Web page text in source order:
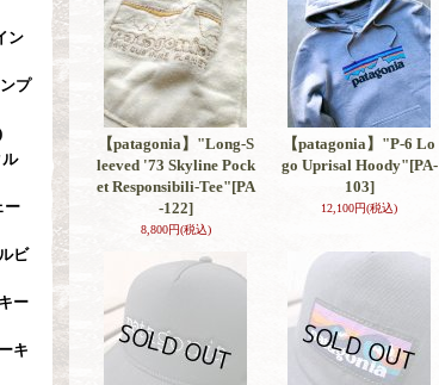
ン
プ
ー
ビ
ー
キ
【patagonia】"Long-S
leeved '73 Skyline Pock
et Responsibili-Tee"[PA
-122]
8,800円(税込)
【patagonia】"P-6 Lo
go Uprisal Hoody"[PA-
103]
12,100円(税込)